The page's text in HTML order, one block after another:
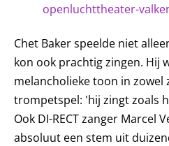
openluchttheater-
Chet Baker speelde niet
kon ook prachtig zingen. Hij
melancholieke toon in zowel
trompetspel: 'hij zingt zoals
Ook DI-RECT zanger Marcel
absoluut een stem uit